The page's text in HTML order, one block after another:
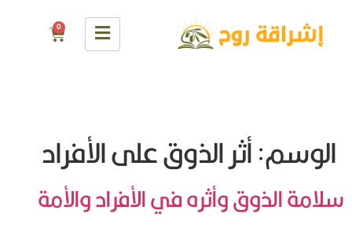
0
الوسم:أثر الذوق على الأفراد
سلامة الذوق وأثره في الأفراد والأمة